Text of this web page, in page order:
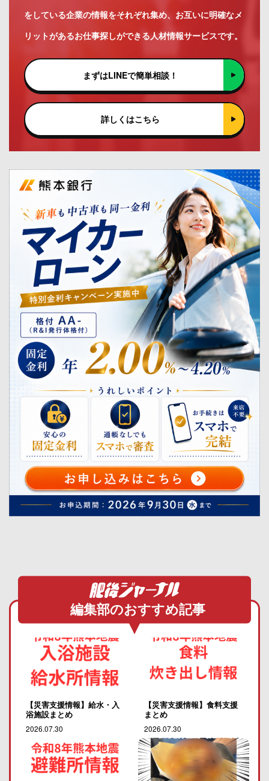
をしている企業の情報をそれぞれ集め、お互いに明確なメ
リットがあるお仕事探しができる人材情報サービスです。
まずはLINEで簡単相談！
詳しくはこちら
編集部のおすすめ記事
【災害支援情報】給水・入
浴施設まとめ
2026.07.30
【災害支援情報】食料支援
まとめ
2026.07.30